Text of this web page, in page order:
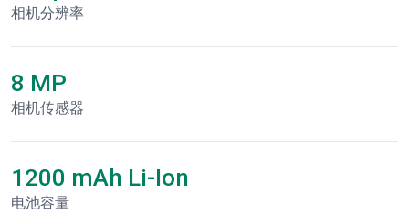
相机分辨率
8 MP
相机传感器
1200 mAh Li-Ion
电池容量